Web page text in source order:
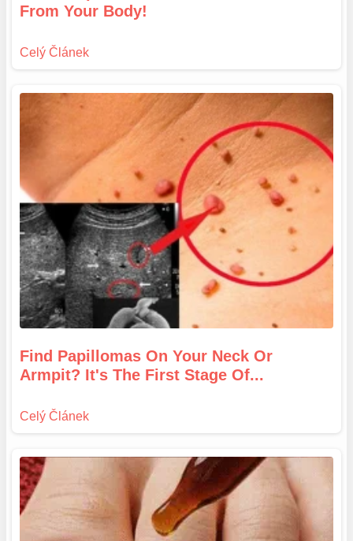
From Your Body!
Find Papillomas On Your Neck Or
Armpit? It's The First Stage Of...